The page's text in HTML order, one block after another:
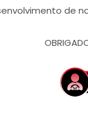
de